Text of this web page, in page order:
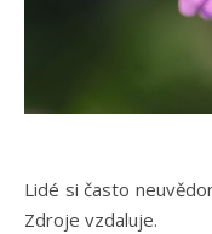
Lidé si často
Zdroje vzdaluje.